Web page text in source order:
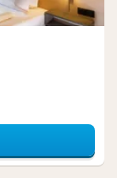
City Card